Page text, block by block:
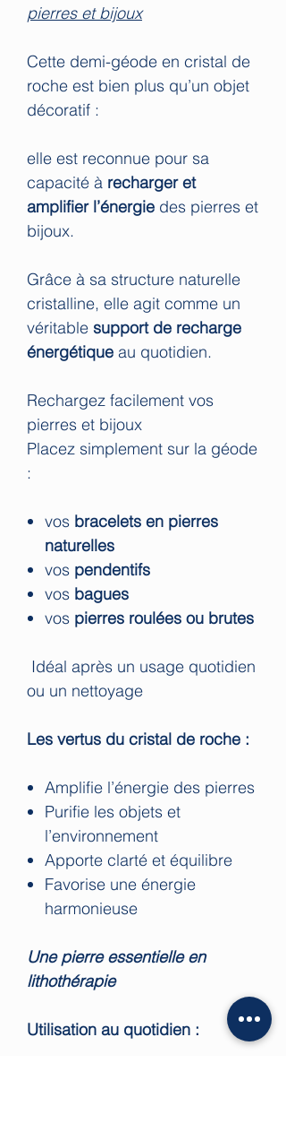
pierres et bijoux
Cette demi-géode en cristal de
roche est bien plus qu’un objet
décoratif :
elle est reconnue pour sa
capacité à recharger et
amplifier l’énergie des pierres et
bijoux.
Grâce à sa structure naturelle
cristalline, elle agit comme un
véritable support de recharge
énergétique au quotidien.
Rechargez facilement vos
pierres et bijoux
Placez simplement sur la géode
:
vos bracelets en pierres
naturelles
vos pendentifs
vos bagues
vos pierres roulées ou brutes
Idéal après un usage quotidien
ou un nettoyage
Les vertus du cristal de roche :
Amplifie l’énergie des pierres
Purifie les objets et
l’environnement
Apporte clarté et équilibre
Favorise une énergie
harmonieuse
Une pierre essentielle en
lithothérapie
Utilisation au quotidien :